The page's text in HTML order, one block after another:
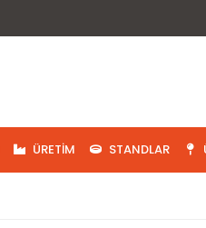
ÜRETIM STANDLAR